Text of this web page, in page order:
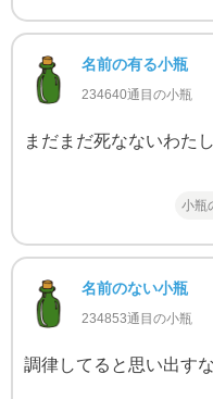
名前の有る小瓶
234640通目の小瓶
まだまだ死なないわた
小瓶
名前のない小瓶
234853通目の小瓶
調律してると思い出す